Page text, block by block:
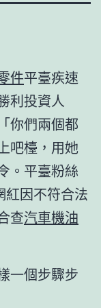
件平臺疾速
利投資人
你們兩個都
吧檯，用她
。平臺粉絲
紅因不符合法
查汽車機油
一個步驟步